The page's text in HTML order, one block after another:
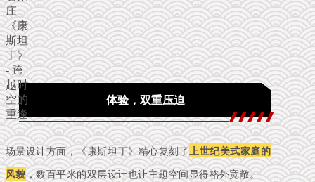
体验，双重压迫
场景设计方面，《康斯坦丁》精心复刻了 上世纪美式家庭的
风貌，数百平米的双层设计也让主题空间显得格外宽敞。